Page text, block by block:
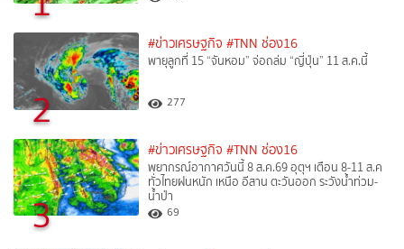
2
#ข่าวเศรษฐกิจ #TNN ช่อง16
พายุลูกที่ 15 “จันหอม” จ่อถล่ม “ญี่ปุ่น” 11 ส.ค.นี้
277
3
#ข่าวเศรษฐกิจ #TNN ช่อง16
พยากรณ์อากาศวันนี้ 8 ส.ค.69 อุตุฯ เตือน 8-11 ส.ค
ทั่วไทยฝนหนัก เหนือ อีสาน ตะวันออก ระวังน้ำท่วม-
น้ำป่า
69